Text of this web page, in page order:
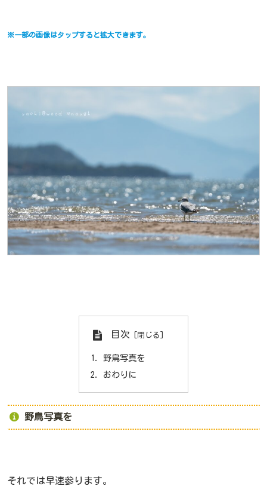
※一部の画像はタップすると拡大できます。
目次
野鳥写真を
おわりに
野鳥写真を
それでは早速参ります。